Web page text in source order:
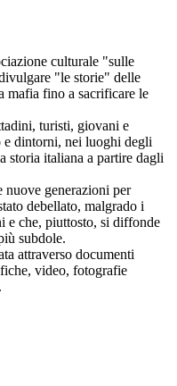
culturale "sulle
"le storie" delle
mafia fino a sacrificare le
turisti, giovani e
e dintorni, nei luoghi degli
storia italiana a partire dagli
generazioni per
debellato, malgrado i
e che, piuttosto, si diffonde
subdole.
attraverso documenti
video, fotografie